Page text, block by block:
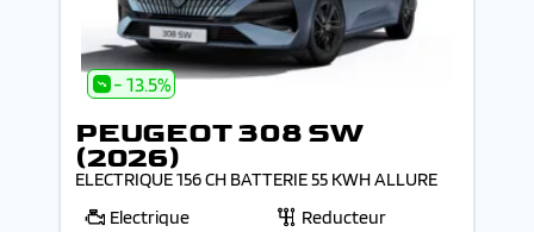
- 13.5%
PEUGEOT 308 SW
(2026)
ELECTRIQUE 156 CH BATTERIE 55 KWH ALLURE
Electrique
Reducteur